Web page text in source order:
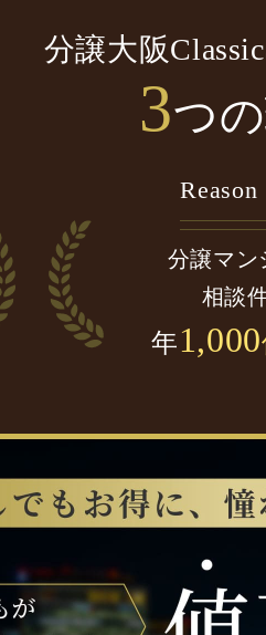
分譲大阪
3つ
Reason
分譲マン
相談
年1,000